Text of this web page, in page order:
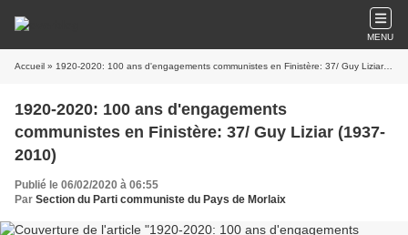
MENU
Accueil » 1920-2020: 100 ans d'engagements communistes en Finistère: 37/ Guy Liziar (1937-2010)
1920-2020: 100 ans d'engagements
communistes en Finistère: 37/ Guy Liziar (1937-
2010)
Publié le 06/02/2020 à 06:55
Par Section du Parti communiste du Pays de Morlaix